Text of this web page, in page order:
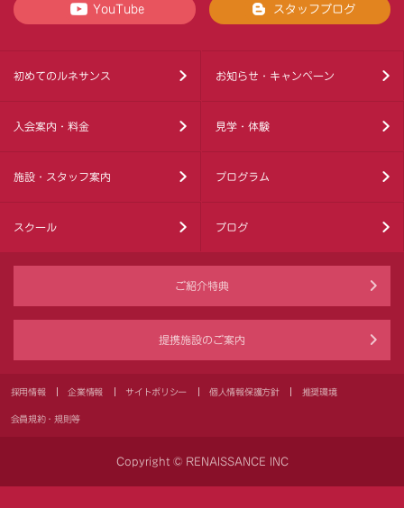
YouTube スタッフブログ
初めてのルネサンス お知らせ・キャンペーン
入会案内・料金 見学・体験
施設・スタッフ案内 プログラム
スクール ブログ
ご紹介特典
提携施設のご案内
採用情報 企業情報 サイトポリシー 個人情報保護方針 推奨環境
会員規約・規則等
Copyright © RENAISSANCE INC